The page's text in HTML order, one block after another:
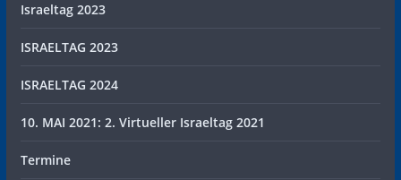
Israeltag 2023
ISRAELTAG 2023
ISRAELTAG 2024
10. MAI 2021: 2. Virtueller Israeltag 2021
Termine